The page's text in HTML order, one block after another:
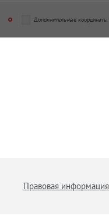
Дополнительные координаты
Правовая информация